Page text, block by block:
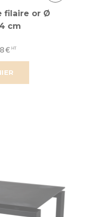
filaire or Ø
cm
€